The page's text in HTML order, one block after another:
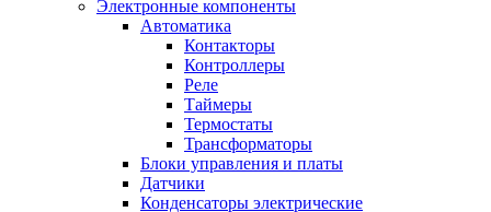
Электронные компоненты
Автоматика
Контакторы
Контроллеры
Реле
Таймеры
Термостаты
Трансформаторы
Блоки управления и платы
Датчики
Конденсаторы электрические